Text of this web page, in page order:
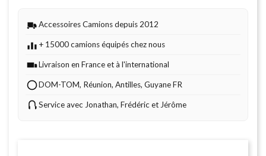
Accessoires Camions depuis 2012
+ 15000 camions équipés chez nous
Livraison en France et à l'international
DOM-TOM, Réunion, Antilles, Guyane FR
Service avec Jonathan, Frédéric et Jérôme